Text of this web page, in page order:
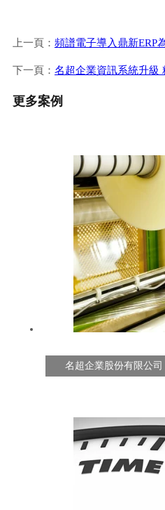
上一頁： 頻譜電子導入鼎新ERP
下一頁： 名超企業資訊系統升級
更多案例
名超企業股份有限公司